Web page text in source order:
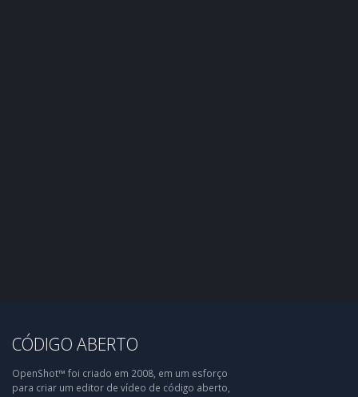
CÓDIGO ABERTO
OpenShot™ foi criado em 2008, em um esforço
para criar um editor de vídeo de código aberto,